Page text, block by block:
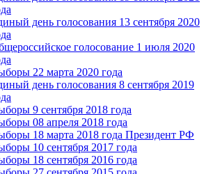
день голосования 13 сентября 2020
голосование 1 июля 2020
22 марта 2020 года
день голосования 8 сентября 2019
9 сентября 2018 года
08 апреля 2018 года
18 марта 2018 года Президент РФ
10 сентября 2017 года
18 сентября 2016 года